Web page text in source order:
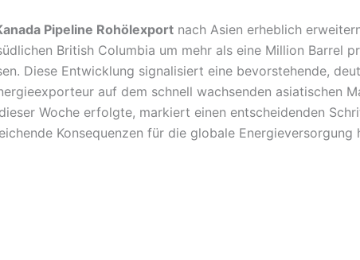
Pipeline Rohölexport nach Asien erheblich
British Columbia um mehr als eine Million Barrel
Diese Entwicklung signalisiert eine bevorstehende,
auf dem schnell wachsenden asiatischen
Woche erfolgte, markiert einen entscheidenden
Konsequenzen für die globale Energieversorgung